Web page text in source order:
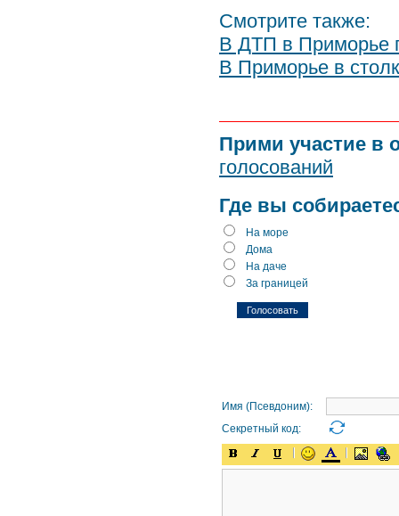
Смотрите также:
В ДТП в Приморье
В Приморье в
Прими участие в
голосований
Где вы
На море
Дома
На даче
За границей
Имя (Псевдоним):
Секретный код: